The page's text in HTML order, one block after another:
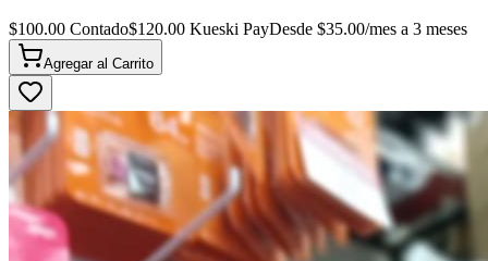
$100.00 Contado$120.00 Kueski PayDesde $35.00/mes a 3 meses
Agregar al Carrito